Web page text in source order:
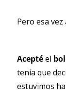
Pero esa vez
Acepté el
tenía que
estuvimos